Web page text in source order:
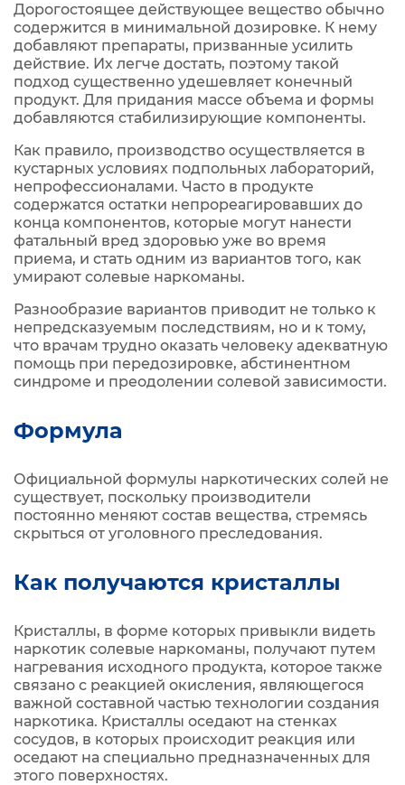
Дорогостоящее действующее вещество обычно
содержится в минимальной дозировке. К нему
добавляют препараты, призванные усилить
действие. Их легче достать, поэтому такой
подход существенно удешевляет конечный
продукт. Для придания массе объема и формы
добавляются стабилизирующие компоненты.
Как правило, производство осуществляется в
кустарных условиях подпольных лабораторий,
непрофессионалами. Часто в продукте
содержатся остатки непрореагировавших до
конца компонентов, которые могут нанести
фатальный вред здоровью уже во время
приема, и стать одним из вариантов того, как
умирают солевые наркоманы.
Разнообразие вариантов приводит не только к
непредсказуемым последствиям, но и к тому,
что врачам трудно оказать человеку адекватную
помощь при передозировке, абстинентном
синдроме и преодолении солевой зависимости.
Формула
Официальной формулы наркотических солей не
существует, поскольку производители
постоянно меняют состав вещества, стремясь
скрыться от уголовного преследования.
Как получаются кристаллы
Кристаллы, в форме которых привыкли видеть
наркотик солевые наркоманы, получают путем
нагревания исходного продукта, которое также
связано с реакцией окисления, являющегося
важной составной частью технологии создания
наркотика. Кристаллы оседают на стенках
сосудов, в которых происходит реакция или
оседают на специально предназначенных для
этого поверхностях.